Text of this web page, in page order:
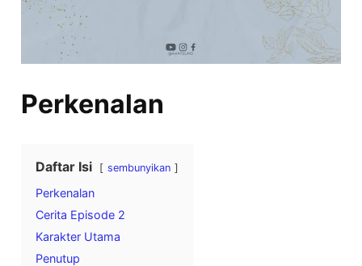
Perkenalan
Daftar Isi sembunyikan
Perkenalan
Cerita Episode 2
Karakter Utama
Penutup